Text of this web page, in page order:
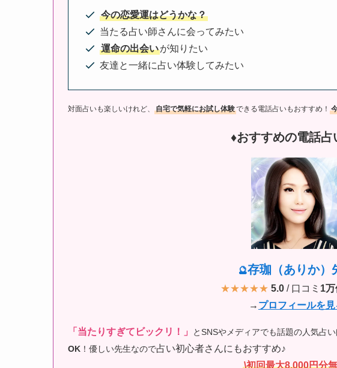
今の恋愛運はどうかな？
当たる占い師さんに会ってみたい
運命の出会いが知りたい
友達と一緒に占い体験してみたい
対面占いも楽しいけれど、 自宅で気軽にお試し体験できる電話占いもおすすめ！
♦︎おすすめの電話占
🔮存珈（ありか）
★★★★★ 5.0/ 口コミ 1万
→ プロフィールを見
「当たりすぎてビックリ！」 とSNSやメディアでも話題の人気占
OK ！優しい先生なので占い初心者さんにもおすすめ♪
\初回最大8,000円分